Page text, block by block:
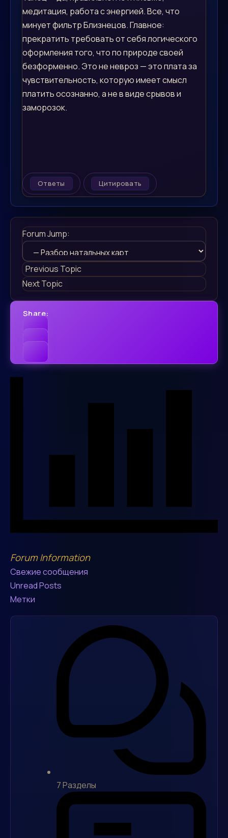
медитация, работа с энергией. Все, что
минует фильтр Близнецов. Главное:
прекратить требовать от себя логического
оформления того, что по природе своей
безформенно. Это не невроз — это плата за
чувствительность, которую имеет смысл
платить осознанно, а не в виде срывов и
заморозок.
Ответы Цитировать
Forum Jump:
Previous Topic
Next Topic
Share:
Forum Information
Свежие сообщения
Unread Posts
Метки
7Разделы